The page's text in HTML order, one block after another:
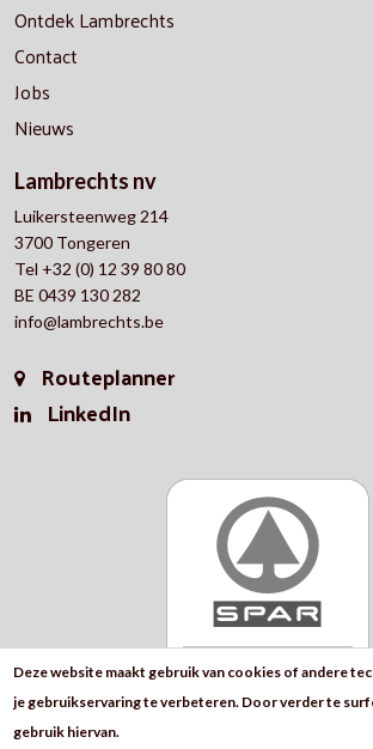
Ontdek Lambrechts
Contact
Jobs
Nieuws
Lambrechts nv
Luikersteenweg 214
3700 Tongeren
Tel +32 (0) 12 39 80 80
BE 0439 130 282
info@lambrechts.be
Routeplanner
LinkedIn
Deze website maakt gebruik van cookies of andere
je gebruikservaring te verbeteren. Door verder te
gebruik hiervan.